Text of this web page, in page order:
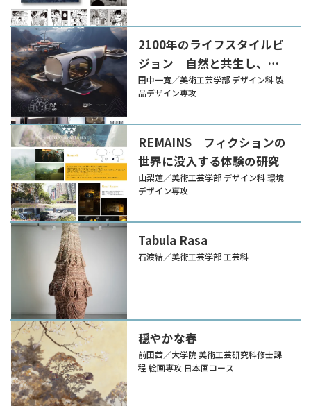
2100年のライフスタイルビ
ジョン 自然と共生し、エ
ネルギーと暮らす
田中一寛／美術工芸学部 デザイン科 製
品デザイン専攻
REMAINS フィクションの
世界に没入する体験の研究
山梨蓮／美術工芸学部 デザイン科 環境
デザイン専攻
Tabula Rasa
石渡結／美術工芸学部 工芸科
穏やかな春
前田茜／大学院 美術工芸研究科修士課
程 絵画専攻 日本画コース